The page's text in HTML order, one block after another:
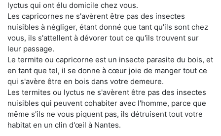
lyctus qui ont élu domicile chez vous.
Les capricornes ne s'avèrent être pas des insectes
nuisibles à négliger, étant donné que tant qu'ils sont chez
vous, ils s'attellent à dévorer tout ce qu'ils trouvent sur
leur passage.
Le termite ou capricorne est un insecte parasite du bois, et
en tant que tel, il se donne à cœur joie de manger tout ce
qui s'avère être en bois dans votre demeure.
Les termites ou lyctus ne s'avèrent être pas des insectes
nuisibles qui peuvent cohabiter avec l'homme, parce que
même s'ils ne vous piquent pas, ils détruisent tout votre
habitat en un clin d'œil à Nantes.